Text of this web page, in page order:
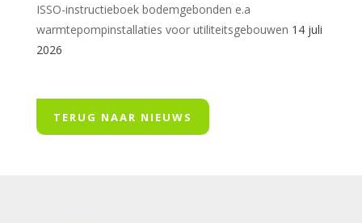
ISSO-instructieboek bodemgebonden e.a
warmtepompinstallaties voor utiliteitsgebouwen 14 juli
2026
TERUG NAAR NIEUWS